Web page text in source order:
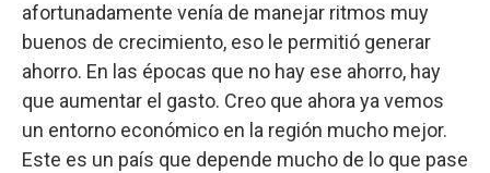
afortunadamente venía de manejar ritmos muy
buenos de crecimiento, eso le permitió generar
ahorro. En las épocas que no hay ese ahorro, hay
que aumentar el gasto. Creo que ahora ya vemos
un entorno económico en la región mucho mejor.
Este es un país que depende mucho de lo que pase